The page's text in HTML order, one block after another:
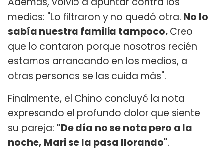
medios: "Lo filtraron y no quedó otra. No lo
sabía nuestra familia tampoco.Creo
que lo contaron porque nosotros recién
estamos arrancando en los medios, a
otras personas se las cuida más".
Finalmente, el Chino concluyó la nota
expresando el profundo dolor que siente
su pareja: "De día no se nota pero a la
noche, Mari se la pasa llorando".